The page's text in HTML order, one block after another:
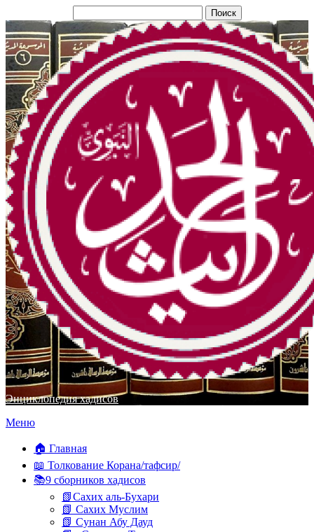
Энциклопедия хадисов
Перейти
содержимому
Меню
🏠 Главная
📖 Толкование Корана/тафсир/
📚9 сборников хадисов
📗Сахих аль-Бухари
📗 Сахих Муслим
📗 Сунан Абу Дауд